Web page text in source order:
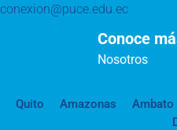
conexion@puce.edu.ec
Conoce
Nosotros
Quito Amazonas Ambato